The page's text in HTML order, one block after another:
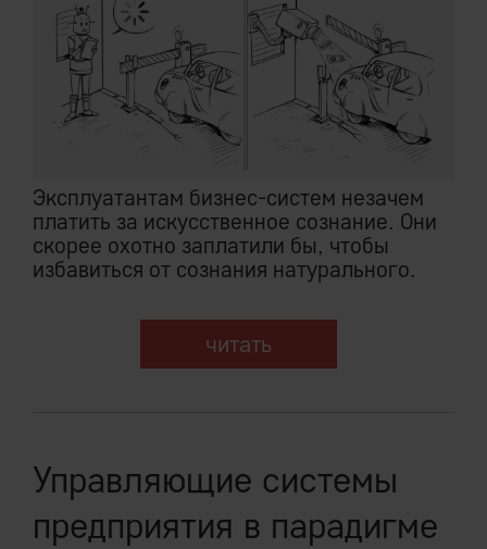
Эксплуатантам бизнес-систем незачем
платить за искусственное сознание. Они
скорее охотно заплатили бы, чтобы
избавиться от сознания натурального.
читать
Управляющие системы
предприятия в парадигме